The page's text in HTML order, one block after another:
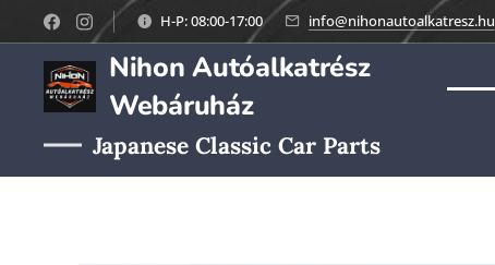
H-P: 08:00-17:00 info@nihonautoalkatresz.hu
Nihon Autóalkatrész
Webáruház
Japanese Classic Car Parts